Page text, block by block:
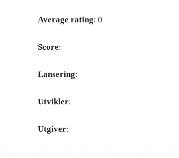
Average rating: 0
Score:
Lansering:
Utvikler:
Utgiver: